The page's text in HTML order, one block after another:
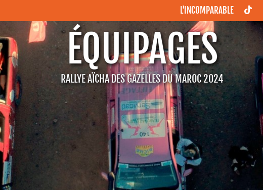
L'INCOMPARABLE
ÉQUIPAGES
RALLYE AÏCHA DES GAZELLES DU MAROC 2024